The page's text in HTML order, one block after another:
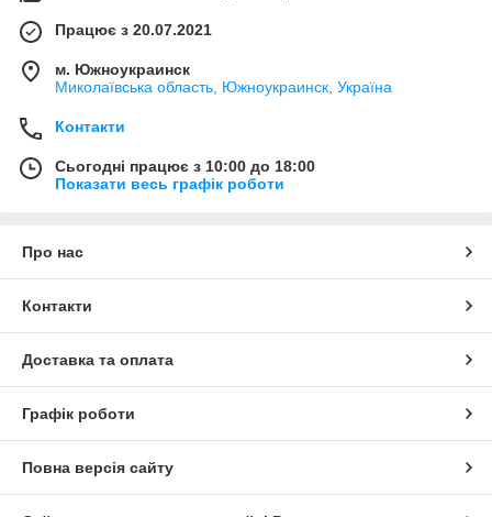
Працює з 20.07.2021
м. Южноукраинск
Миколаївська область, Южноукраинск, Україна
Контакти
Сьогодні працює з 10:00 до 18:00
Показати весь графік роботи
Про нас
Контакти
Доставка та оплата
Графік роботи
Повна версія сайту